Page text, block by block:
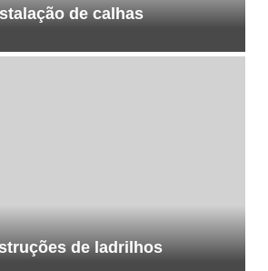
de calhas
de ladrilhos